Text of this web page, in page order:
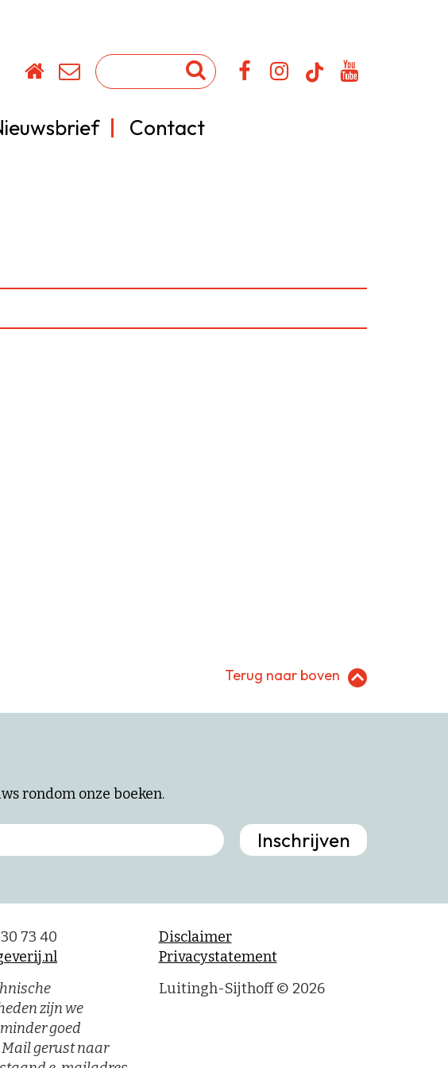
Contact
Terug naar boven
rondom onze boeken.
73 40
zijn we
goed
gerust naar
Disclaimer
Privacystatement
Luitingh-Sijthoff © 2026